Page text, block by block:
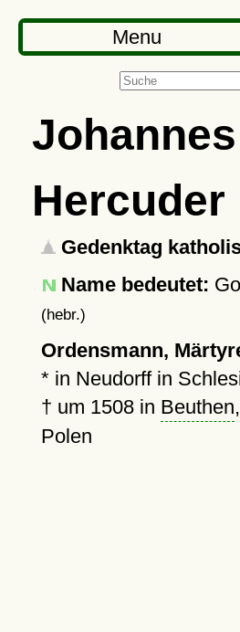
Menu
Johannes
Hercuder
Gedenktag
Name bedeutet:
(hebr.)
Ordensmann,
* in Neudorff in
† um 1508in Beuthen
Polen